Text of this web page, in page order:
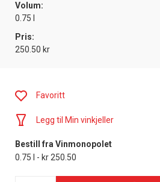
Volum:
0.75 l
Pris:
250.50 kr
Favoritt
Legg til Min vinkjeller
Bestill fra Vinmonopolet
0.75 l - kr 250.50